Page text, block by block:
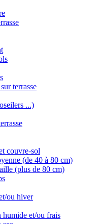
terrasse
...)
couvre-sol
(de 40 à 80 cm)
(plus de 80 cm)
ou hiver
humide et/ou frais